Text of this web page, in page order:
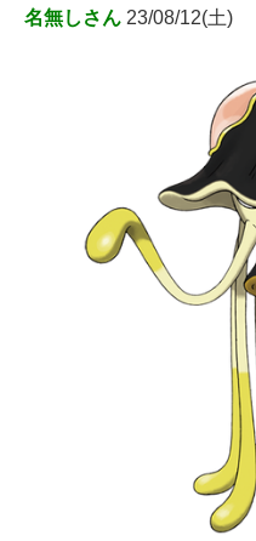
名無しさん 23/08/12(土)